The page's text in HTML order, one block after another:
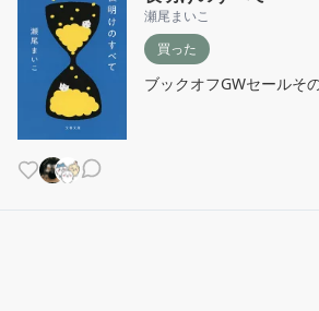
瀬尾まいこ
買った
ブックオフGWセールそ